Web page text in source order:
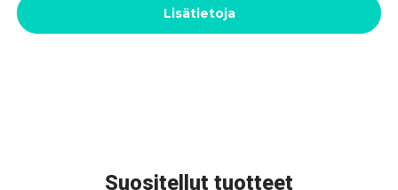
Lisätietoja
Suositellut tuotteet